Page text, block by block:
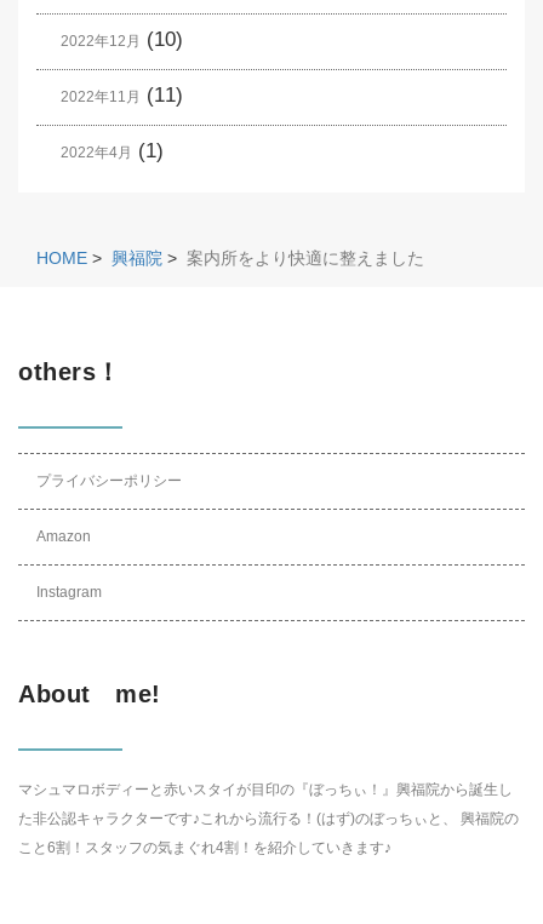
2022年12月 (10)
2022年11月 (11)
2022年4月 (1)
HOME > 興福院 > 案内所をより快適に整えました
others！
プライバシーポリシー
Amazon
Instagram
About me!
マシュマロボディーと赤いスタイが目印の『ぼっちぃ！』興福院から誕生し
た非公認キャラクターです♪これから流行る！(はず)のぼっちぃと、 興福院の
こと6割！スタッフの気まぐれ4割！を紹介していきます♪